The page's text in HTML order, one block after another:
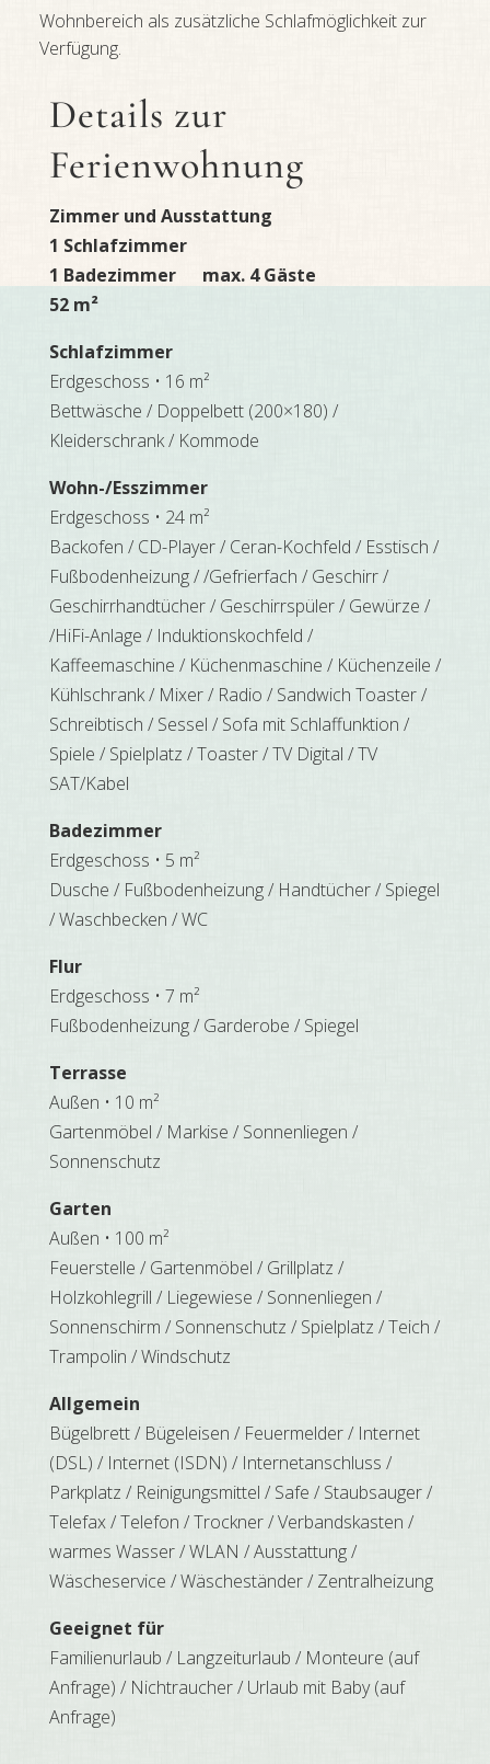
Wohnbereich als zusätzliche Schlafmöglichkeit zur
Verfügung.
Details zur
Ferienwohnung
Zimmer und Ausstattung
1 Schlafzimmer
1 Badezimmer max. 4 Gäste
52 m²
Schlafzimmer
Erdgeschoss • 16 m²
Bettwäsche / Doppelbett (200×180) /
Kleiderschrank / Kommode
Wohn-/Esszimmer
Erdgeschoss • 24 m²
Backofen / CD-Player / Ceran-Kochfeld / Esstisch /
Fußbodenheizung / /Gefrierfach / Geschirr /
Geschirrhandtücher / Geschirrspüler / Gewürze /
/HiFi-Anlage / Induktionskochfeld /
Kaffeemaschine / Küchenmaschine / Küchenzeile /
Kühlschrank / Mixer / Radio / Sandwich Toaster /
Schreibtisch / Sessel / Sofa mit Schlaffunktion /
Spiele / Spielplatz / Toaster / TV Digital / TV
SAT/Kabel
Badezimmer
Erdgeschoss • 5 m²
Dusche / Fußbodenheizung / Handtücher / Spiegel
/ Waschbecken / WC
Flur
Erdgeschoss • 7 m²
Fußbodenheizung / Garderobe / Spiegel
Terrasse
Außen • 10 m²
Gartenmöbel / Markise / Sonnenliegen /
Sonnenschutz
Garten
Außen • 100 m²
Feuerstelle / Gartenmöbel / Grillplatz /
Holzkohlegrill / Liegewiese / Sonnenliegen /
Sonnenschirm / Sonnenschutz / Spielplatz / Teich /
Trampolin / Windschutz
Allgemein
Bügelbrett / Bügeleisen / Feuermelder / Internet
(DSL) / Internet (ISDN) / Internetanschluss /
Parkplatz / Reinigungsmittel / Safe / Staubsauger /
Telefax / Telefon / Trockner / Verbandskasten /
warmes Wasser / WLAN / Ausstattung /
Wäscheservice / Wäscheständer / Zentralheizung
Geeignet für
Familienurlaub / Langzeiturlaub / Monteure (auf
Anfrage) / Nichtraucher / Urlaub mit Baby (auf
Anfrage)